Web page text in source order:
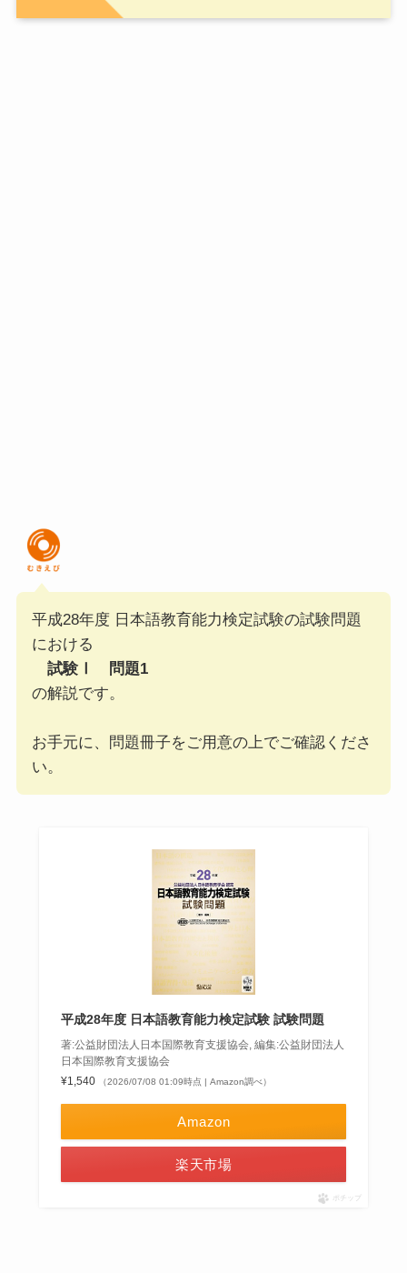
平成28年度 日本語教育能力検定試験の試験問題
における
試験Ⅰ 問題1
の解説です。
お手元に、問題冊子をご用意の上でご確認くださ
い。
平成28年度 日本語教育能力検定試験 試験問題
著:公益財団法人日本国際教育支援協会, 編集:公益財団法人
日本国際教育支援協会
¥1,540
（2026/07/08 01:09時点 | Amazon調べ）
Amazon
楽天市場
ポチップ